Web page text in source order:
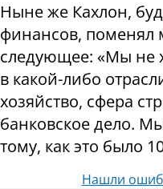
Ныне же Кахлон,
финансов, поменял
следующее: «Мы не
в какой-либо
хозяйство, сфера
банковское дело.
тому, как это было
Нашли